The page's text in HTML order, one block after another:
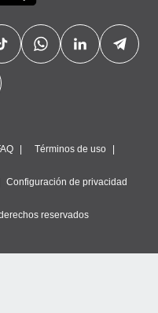
Términos de uso
Configuración de privacidad
reservados